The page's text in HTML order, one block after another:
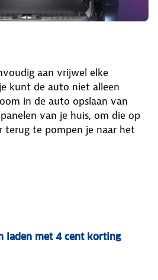
aan vrijwel elke
kunt de auto niet alleen
in de auto opslaan van
van je huis, om die op
terug te pompen je naar het
laden met 4 cent korting